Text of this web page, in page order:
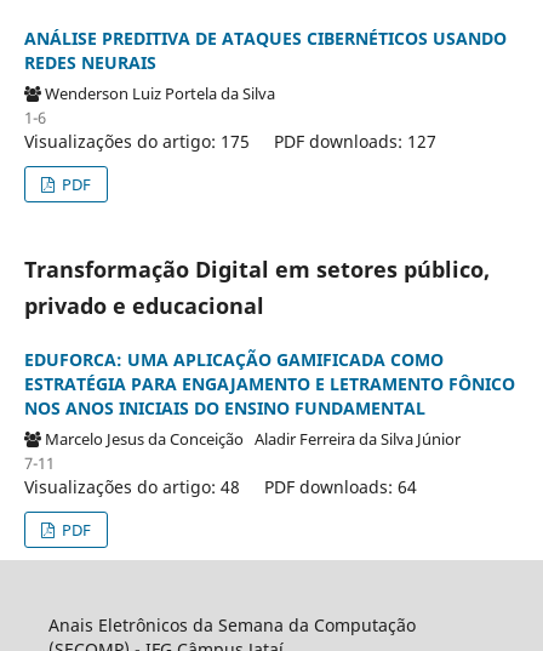
ANÁLISE PREDITIVA DE ATAQUES CIBERNÉTICOS USANDO
REDES NEURAIS
Wenderson Luiz Portela da Silva
1-6
Visualizações do artigo: 175 PDF downloads: 127
PDF
Transformação Digital em setores público,
privado e educacional
EDUFORCA: UMA APLICAÇÃO GAMIFICADA COMO
ESTRATÉGIA PARA ENGAJAMENTO E LETRAMENTO FÔNICO
NOS ANOS INICIAIS DO ENSINO FUNDAMENTAL
Marcelo Jesus da Conceição Aladir Ferreira da Silva Júnior
7-11
Visualizações do artigo: 48 PDF downloads: 64
PDF
Anais Eletrônicos da Semana da Computação